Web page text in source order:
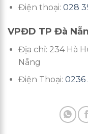
Điện thoại: 028
VPĐD TP Đà
Địa chỉ: 234 Hà
Nẵng
Điện Thoại: 0236